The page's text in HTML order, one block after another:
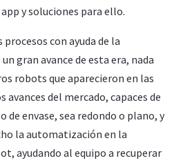
y soluciones para ello.
con ayuda de la
gran avance de esta era, nada
robots que aparecieron en las
del mercado, capaces de
de envase, sea redondo o plano, y
la automatización en la
ayudando al equipo a recuperar